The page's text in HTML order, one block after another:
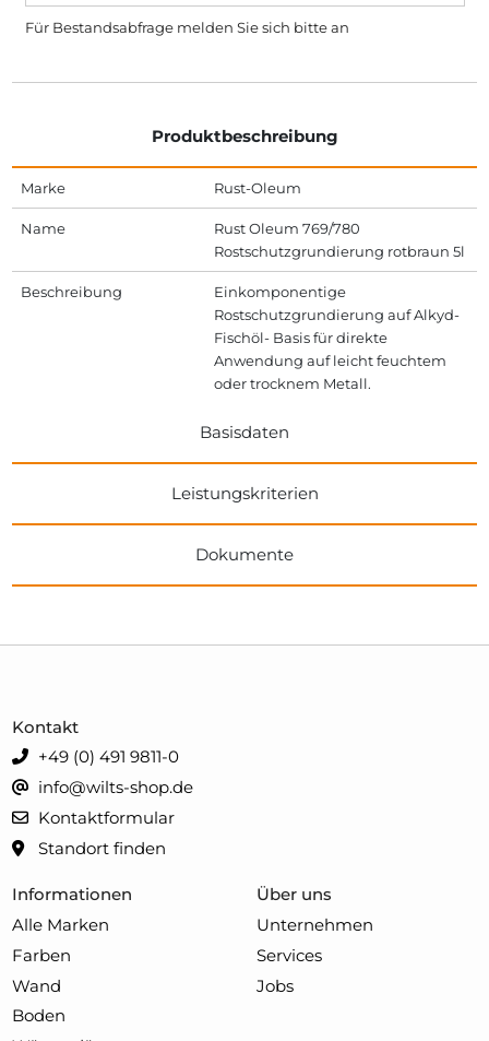
Für Bestandsabfrage melden Sie sich bittean
Produktbeschreibung
Marke Rust-Oleum
Name
Rust Oleum 769/780
Rostschutzgrundierung rotbraun 5l
Beschreibung
Einkomponentige
Rostschutzgrundierung auf Alkyd-
Fischöl- Basis für direkte
Anwendung auf leicht feuchtem
oder trocknem Metall.
Basisdaten
Leistungskriterien
Dokumente
Informationen
Alle Marken
Farben
Wand
Boden
Über uns
Unternehmen
Services
Jobs
Kontakt
+49 (0) 491 9811-0
info@wilts-shop.de
Kontaktformular
Standort finden